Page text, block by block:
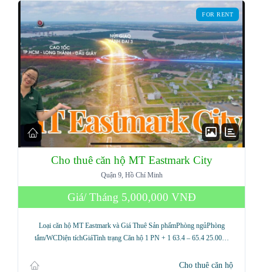
FOR RENT
Cho thuê căn hộ MT Eastmark City
Quận 9, Hồ Chí Minh
Giá/ Tháng 5,000,000 VNĐ
Loại căn hộ MT Eastmark và Giá Thuê Sản phẩmPhòng ngủPhòng
tắm/WCDiện tíchGiáTình trạng Căn hộ 1 PN + 1 63.4 – 65.4 25.00…
Cho thuê căn hộ